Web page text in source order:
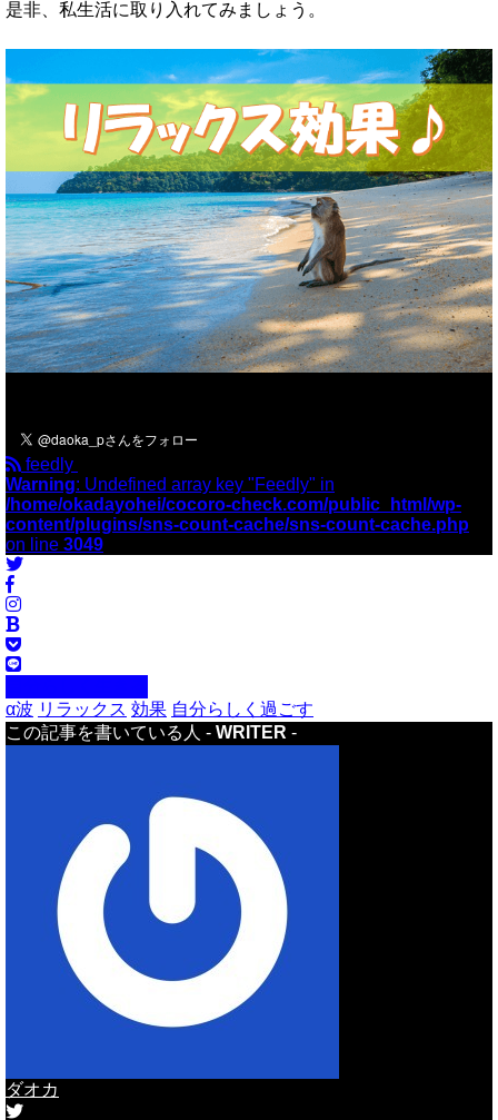
是非、私生活に取り入れてみましょう。
feedly
Warning: Undefined array key "Feedly" in
/home/okadayohei/cocoro-check.com/public_html/wp-
content/plugins/sns-count-cache/sns-count-cache.php
on line 3049
α波 リラックス 効果 自分らしく過ごす
この記事を書いている人 - WRITER -
ダオカ